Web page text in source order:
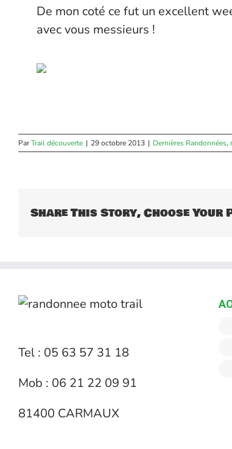
De mon coté ce fut un excellent
avec vous messieurs !
ParTrail découverte | 29 octobre 2013 | Dernières Randonnées,
Share This Story, Choose
Tel : 05 63 57 31 18
Mob : 06 21 22 09 91
81400 CARMAUX